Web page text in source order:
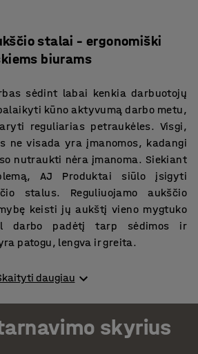
stalai – ergonomiški
biurams
sėdint labai kenkia darbuotojų
kūno aktyvumą darbo metu,
reguliarias petraukėles. Visgi,
ne visada yra įmanomos, kadangi
nutraukti nėra įmanoma. Siekiant
AJ Produktai siūlo įsigyti
stalus. Reguliuojamo aukščio
keisti jų aukštį vieno mygtuko
darbo padėtį tarp sėdimos ir
patogu, lengva ir greita.
stalas QBUS
universalių biuro baldų seriija, tai AJ
baldų serijoje yra nuo 800 mm
600 mm iki 2000 mm pločio biuro
daugiau
skyrius